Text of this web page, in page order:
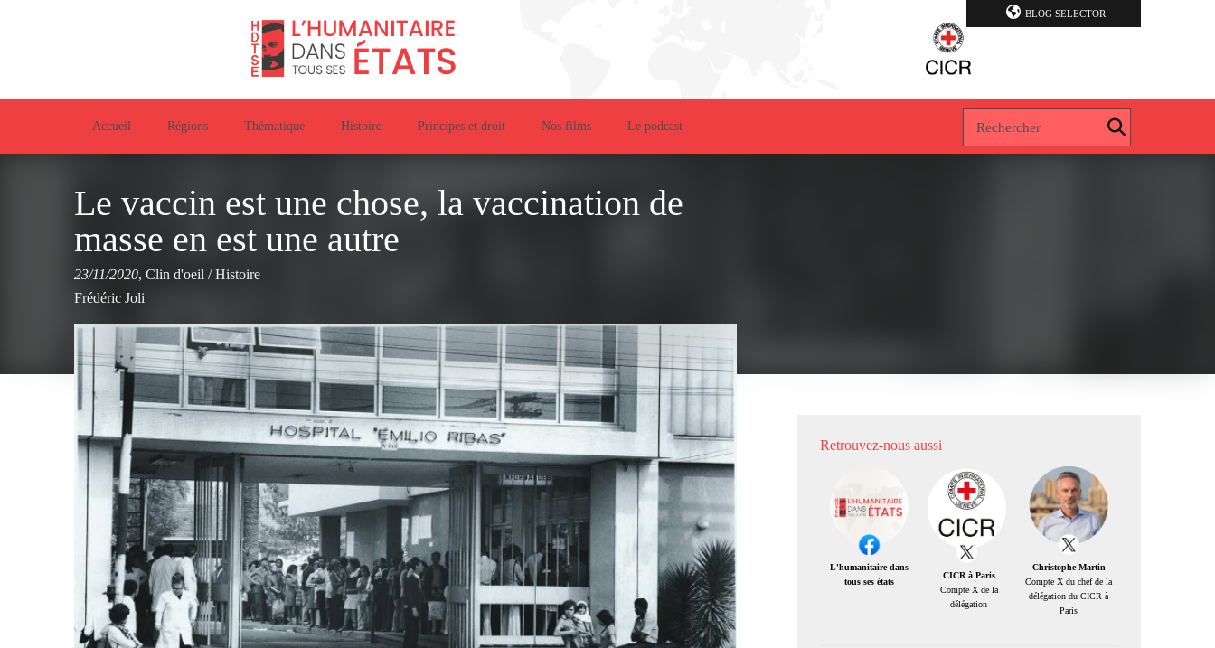
BLOG SELECTOR
Accueil Régions Thématique Histoire Principes et droit Nos films Le podcast
Le vaccin est une chose, la vaccination de
masse en est une autre
23/11/2020, Clin d'oeil /Histoire
Frédéric Joli
Retrouvez-nous aussi
L'humanitaire dans
tous ses états
CICR à Paris
Compte X de la
délégation
Christophe Martin
Compte X du chef de la
délégation du CICR à
Paris